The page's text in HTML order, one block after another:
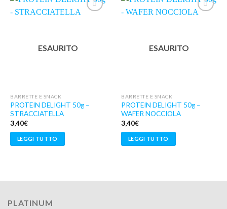
ESAURITO
BARRETTE E SNACK
PROTEIN DELIGHT 50g –
STRACCIATELLA
3,40€
LEGGI TUTTO
ESAURITO
BARRETTE E SNACK
PROTEIN DELIGHT 50g –
WAFER NOCCIOLA
3,40€
LEGGI TUTTO
PLATINUM